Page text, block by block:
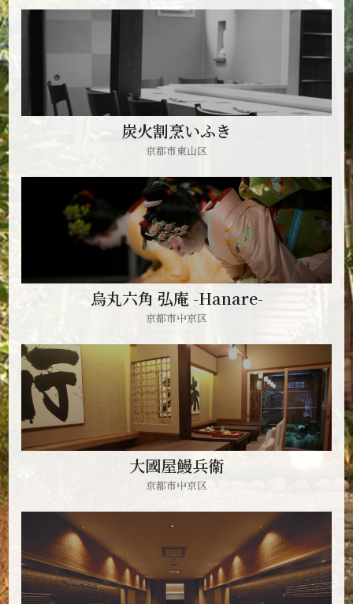
炭火割烹いふき
京都市東山区
烏丸六角 弘庵 -Hanare-
京都市中京区
大國屋鰻兵衞
京都市中京区